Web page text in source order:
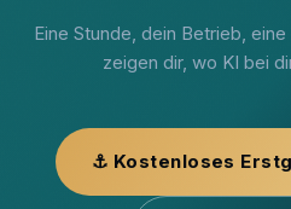
Eine Stunde, dein Betrieb,
zeigen dir, wo KI bei
⚓ Kostenloses